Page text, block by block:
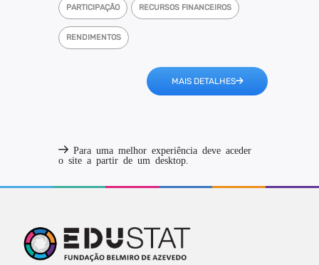
PARTICIPAÇÃO RECURSOS FINANCEIROS
RENDIMENTOS
MAIS DETALHES
Para uma melhor experiência deve aceder
o site a partir de um desktop.